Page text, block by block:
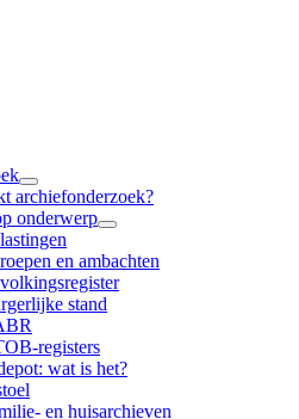
archiefonderzoek?
onderwerp
en ambachten
stand
registers
wat is het?
en huisarchieven